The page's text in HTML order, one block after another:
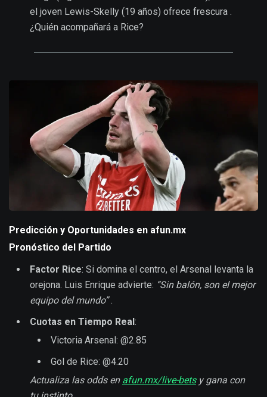
el joven Lewis-Skelly (19 años) ofrece frescura .
¿Quién acompañará a Rice?
Predicción y Oportunidades en afun.mx
Pronóstico del Partido
Factor Rice: Si domina el centro, el Arsenal levanta la
orejona. Luis Enrique advierte: “Sin balón, son el mejor
equipo del mundo”.
Cuotas en Tiempo Real :
Victoria Arsenal: @2.85
Gol de Rice: @4.20
Actualiza las odds en afun.mx/live-betsy gana con